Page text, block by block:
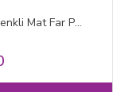
S&S 4 Renkli Mat Far Paleti 05